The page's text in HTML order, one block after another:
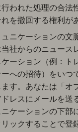
われた処理の合法
を撤回する権利が
ニケーションの文
社からのニュース
ーション（例：ト
への招待）をいつ
す。あなたは「オ
レスにメールを送
ケーションの下部
ックすることで登